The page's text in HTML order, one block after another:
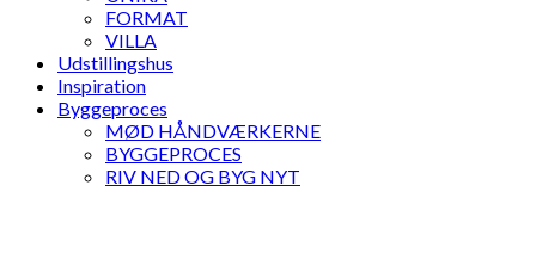
FORMAT
VILLA
Udstillingshus
Inspiration
Byggeproces
MØD HÅNDVÆRKERNE
BYGGEPROCES
RIV NED OG BYG NYT